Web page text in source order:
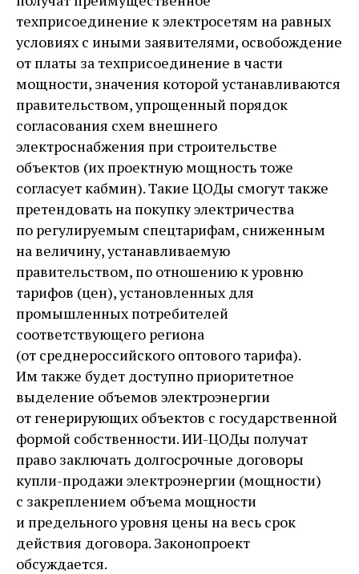
техприсоединение к электросетям на равных
условиях с иными заявителями, освобождение
от платы за техприсоединение в части
мощности, значения которой устанавливаются
правительством, упрощенный порядок
согласования схем внешнего
электроснабжения при строительстве
объектов (их проектную мощность тоже
согласует кабмин). Такие ЦОДы смогут также
претендовать на покупку электричества
по регулируемым спецтарифам, сниженным
на величину, устанавливаемую
правительством, по отношению к уровню
тарифов (цен), установленных для
промышленных потребителей
соответствующего региона
(от среднероссийского оптового тарифа).
Им также будет доступно приоритетное
выделение объемов электроэнергии
от генерирующих объектов с государственной
формой собственности. ИИ-ЦОДы получат
право заключать долгосрочные договоры
купли-продажи электроэнергии (мощности)
с закреплением объема мощности
и предельного уровня цены на весь срок
действия договора. Законопроект
обсуждается.